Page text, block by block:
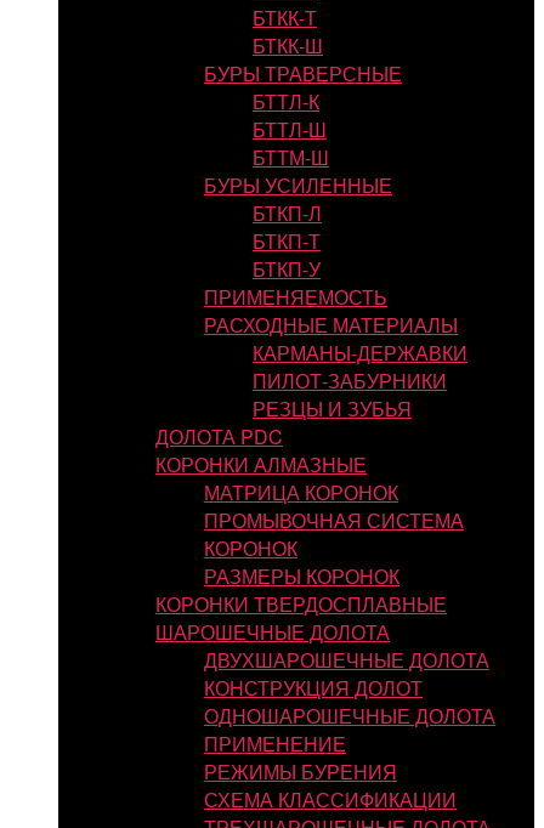
БТКК-Т
БТКК-Ш
БУРЫ ТРАВЕРСНЫЕ
БТТЛ-К
БТТЛ-Ш
БТТМ-Ш
БУРЫ УСИЛЕННЫЕ
БТКП-Л
БТКП-Т
БТКП-У
ПРИМЕНЯЕМОСТЬ
РАСХОДНЫЕ МАТЕРИАЛЫ
КАРМАНЫ-ДЕРЖАВКИ
ПИЛОТ-ЗАБУРНИКИ
РЕЗЦЫ И ЗУБЬЯ
ДОЛОТА PDC
КОРОНКИ АЛМАЗНЫЕ
МАТРИЦА КОРОНОК
ПРОМЫВОЧНАЯ СИСТЕМА
КОРОНОК
РАЗМЕРЫ КОРОНОК
КОРОНКИ ТВЕРДОСПЛАВНЫЕ
ШАРОШЕЧНЫЕ ДОЛОТА
ДВУХШАРОШЕЧНЫЕ ДОЛОТА
КОНСТРУКЦИЯ ДОЛОТ
ОДНОШАРОШЕЧНЫЕ ДОЛОТА
ПРИМЕНЕНИЕ
РЕЖИМЫ БУРЕНИЯ
СХЕМА КЛАССИФИКАЦИИ